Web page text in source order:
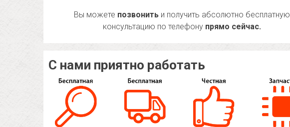
Вы можете позвонить и получить абсолютно бесплатную
консультацию по телефону прямо сейчас.
С нами приятно работать